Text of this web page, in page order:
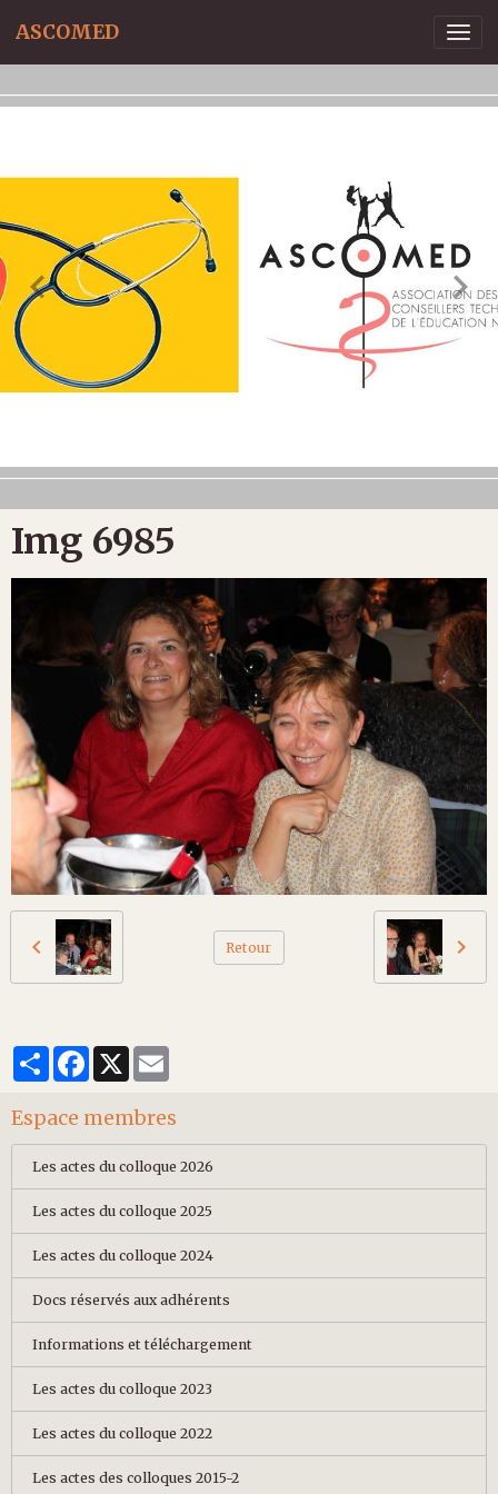
ASCOMED
Img 6985
Retour
PartagerFacebook
X
Espace membres
Les actes du colloque 2026
Les actes du colloque 2025
Les actes du colloque 2024
Docs réservés aux adhérents
Informations et téléchargement
Les actes du colloque 2023
Les actes du colloque 2022
Les actes des colloques 2015-2